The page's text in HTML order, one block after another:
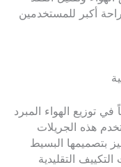
أكبر للمستخدمين
توزيع الهواء المبرد
هذه الجريلات
بتصميمها البسيط
التقليدية